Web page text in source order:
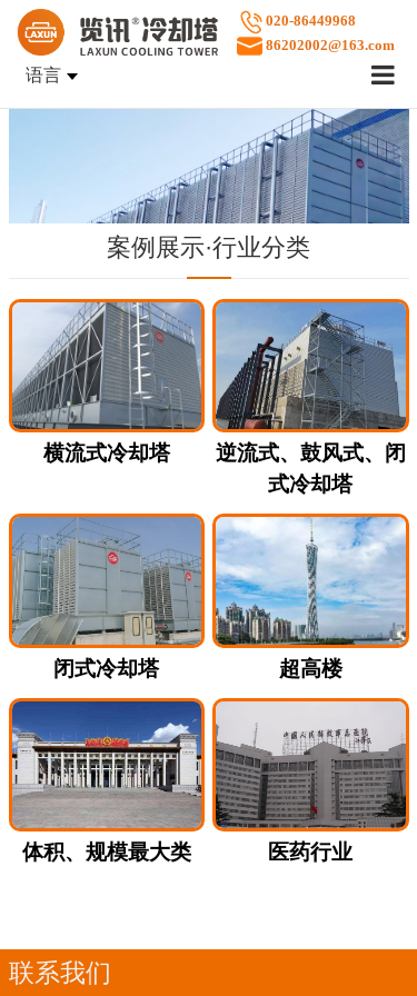
语言
020-86449968
86202002@163.com
首
案例展示·行业分类
横流式冷却塔
逆流式、鼓风式、闭
式冷却塔
闭式冷却塔 超高楼
体积、规模最大类 医药行业
联系我们